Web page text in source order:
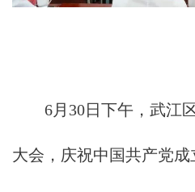
6月30日下午，武江区
大会，庆祝中国共产党